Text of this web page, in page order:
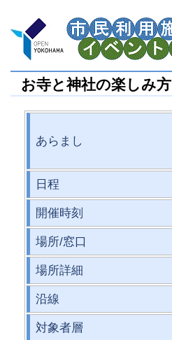
お寺と神社の楽しみ方
あらまし
日程
開催時刻
場所/窓口
場所詳細
沿線
対象者層